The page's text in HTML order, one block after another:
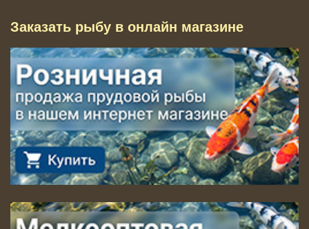
Заказать рыбу в онлайн магазине